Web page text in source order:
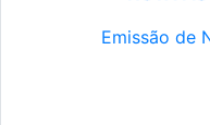
Emissão de